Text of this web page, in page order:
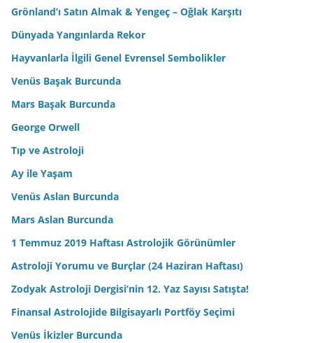
Grönland’ı Satın Almak & Yengeç – Oğlak Karşıtı
Dünyada Yangınlarda Rekor
Hayvanlarla İlgili Genel Evrensel Sembolikler
Venüs Başak Burcunda
Mars Başak Burcunda
George Orwell
Tıp ve Astroloji
Ay ile Yaşam
Venüs Aslan Burcunda
Mars Aslan Burcunda
1 Temmuz 2019 Haftası Astrolojik Görünümler
Astroloji Yorumu ve Burçlar (24 Haziran Haftası)
Zodyak Astroloji Dergisi’nin 12. Yaz Sayısı Satışta!
Finansal Astrolojide Bilgisayarlı Portföy Seçimi
Venüs İkizler Burcunda